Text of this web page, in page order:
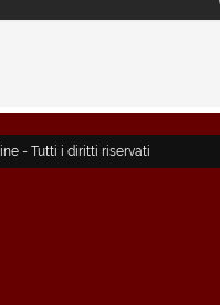
- Tutti i diritti riservati